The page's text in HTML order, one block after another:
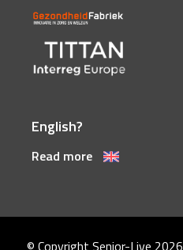
English?
Read more
© Copyright Senior-Live 2026